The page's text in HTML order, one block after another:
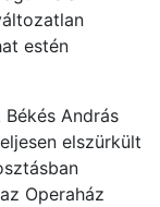
estén
András
elszürkült
Operaház